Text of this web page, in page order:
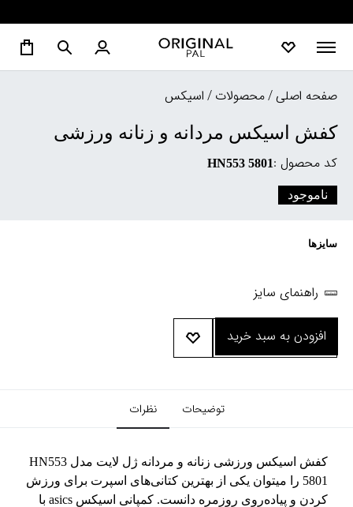
صفحه اصلی/محصولات / اسیکس
کفش اسیکس مردانه و زنانه ورزشی
کد محصول :HN553 5801
ناموجود
سایزها
راهنمای سایز
افزودن به سبد خرید
توضیحات نظرات
کفش اسیکس ورزشی زنانه و مردانه ژل لایت مدل HN553
5801 را میتوان یکی از بهترین کتانی‌های اسپرت برای ورزش
کردن و پیاده‌روی روزمره دانست. کمپانی اسیکس asics با